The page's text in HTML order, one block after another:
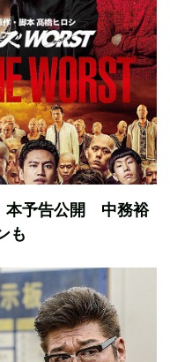
本予告公開 中務裕
も